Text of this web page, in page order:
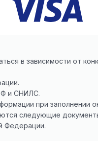
в зависимости от
и СНИЛС.
при заполнении
следующие
Федерации.